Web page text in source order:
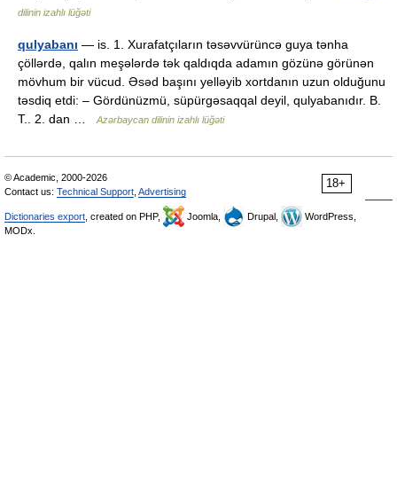
dilinin izahlı lüğəti
qulyabanı — is. 1. Xurafatçıların təsəvvürüncə guya tənha
çöllərdə, qalın meşələrdə tək qaldıqda adamın gözünə görünən
mövhum bir vücud. Əsəd başını yelləyib xortdanın uzun olduğunu
təsdiq etdi: – Gördünüzmü, süpürgəsaqqal deyil, qulyabanıdır. B.
T.. 2. dan …
Azərbaycan dilinin izahlı lüğəti
18+
© Academic, 2000-2026
Contact us: Technical Support Advertising
Dictionaries export , created on PHP, Joomla, Drupal,
WordPress,
MODx.